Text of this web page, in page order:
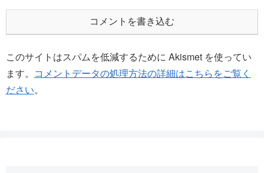
コメントを書き込む
このサイトはスパムを低減するために Akismet を使ってい
ます。 コメントデータの処理方法の詳細はこちらをご覧く
ださい。